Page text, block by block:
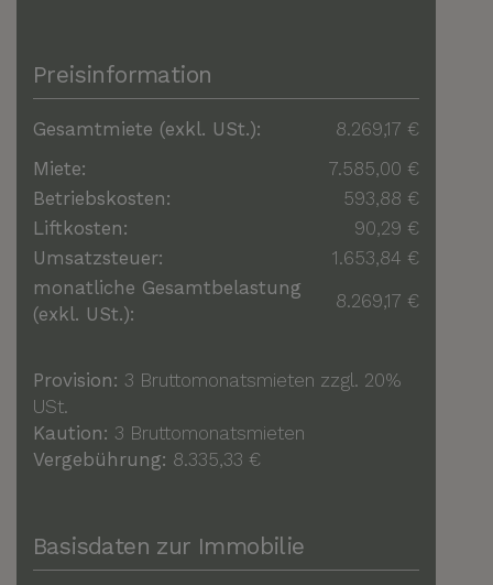
Preisinformation
Gesamtmiete (exkl. USt.):
8.269,17 €
Miete:
7.585,00 €
Betriebskosten:
593,88 €
Liftkosten:
90,29 €
Umsatzsteuer:
1.653,84 €
monatliche Gesamtbelastung
(exkl. USt.):
8.269,17 €
Provision: 3 Bruttomonatsmieten zzgl. 20%
USt.
Kaution: 3 Bruttomonatsmieten
Vergebührung: 8.335,33 €
Basisdaten zur Immobilie